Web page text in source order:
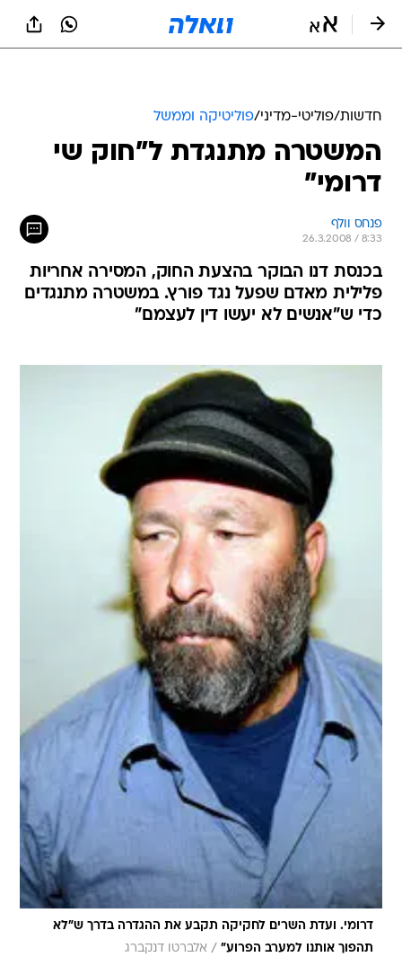
חדשות/פוליטי-מדיני/פוליטיקה וממשל
המשטרה מתנגדת ל"חוק שי
דרומי"
פנחס וולף
26.3.2008 / 8:33
בכנסת דנו הבוקר בהצעת החוק, המסירה אחריות
פלילית מאדם שפעל נגד פורץ. במשטרה מתנגדים
כדי ש"אנשים לא יעשו דין לעצמם"
דרומי. ועדת השרים לחקיקה תקבע את ההגדרה בדרך ש"לא
תהפוך אותנו למערב הפרוע" / אלברטו דנקברג